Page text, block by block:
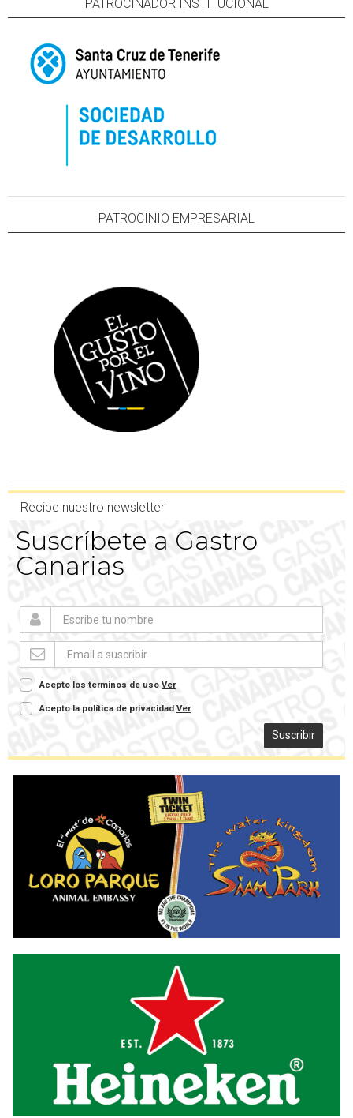
PATROCINADOR INSTITUCIONAL
PATROCINIO EMPRESARIAL
Recibe nuestro newsletter
Suscríbete a Gastro
Canarias
Acepto los terminos de uso Ver
Acepto la política de privacidad Ver
Suscribir